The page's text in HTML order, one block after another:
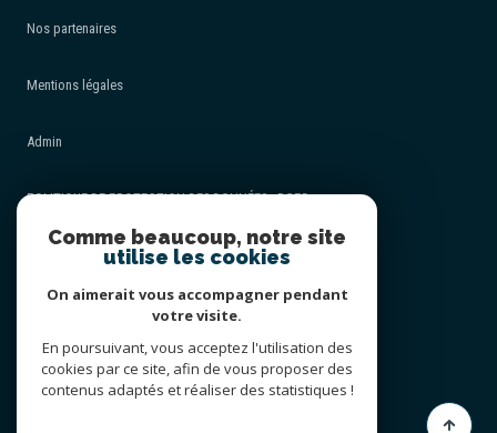
Nos partenaires
Mentions légales
Admin
POLITIQUE DE PROTECTION DES DONNÉES - RGPD
Nos honoraires
Cookies
Comme beaucoup, notre site
utilise les cookies
On aimerait vous accompagner pendant
votre visite.
En poursuivant, vous acceptez l'utilisation des
cookies par ce site, afin de vous proposer des
contenus adaptés et réaliser des statistiques !